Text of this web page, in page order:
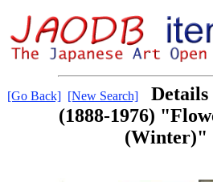
[Go Back] [New Search]
(1888-1976)
(Winter)"